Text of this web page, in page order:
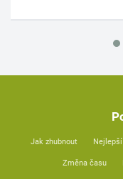
Jak zhubnout
Změna času